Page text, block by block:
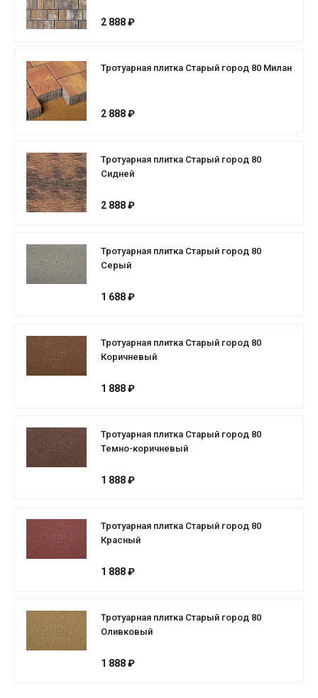
2 888 ₽
Тротуарная плитка Старый город 80 Милан
2 888 ₽
Тротуарная плитка Старый город 80
Сидней
2 888 ₽
Тротуарная плитка Старый город 80
Серый
1 688 ₽
Тротуарная плитка Старый город 80
Коричневый
1 888 ₽
Тротуарная плитка Старый город 80
Темно-коричневый
1 888 ₽
Тротуарная плитка Старый город 80
Красный
1 888 ₽
Тротуарная плитка Старый город 80
Оливковый
1 888 ₽